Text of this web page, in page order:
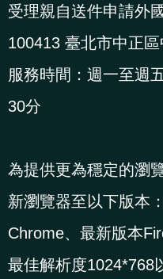
s
隱
私
及
資
訊
安
全
受理親自送件申請外
100413 臺北市中正
服務時間：週一至週
30分
為提供更為穩定的瀏
新瀏覽器至以下版本
Chrome、最新版本
最佳解析度1024*768